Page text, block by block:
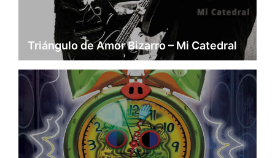
Triángulo de Amor Bizarro – Mi Catedral